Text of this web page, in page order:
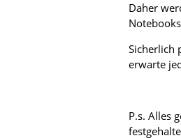
das N8
Zweiter
Daher
Sicherlich
erwarte
P.s. Alles